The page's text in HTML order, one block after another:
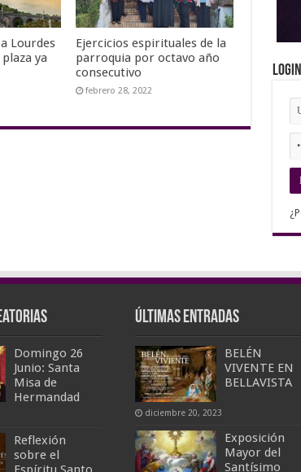
Lourdes
ya
Ejercicios espirituales de la
parroquia por octavo año
consecutivo
febrero 28, 2022
Login
Domingo 26
Junio: Santa
Misa de
Hermandad
Reflexión
sobre el
Últimas entradas
BELÉN
VIVENTE EN
BELLAVISTA
diciembre 20, 2023
Exposición
Mayor del
Santísimo